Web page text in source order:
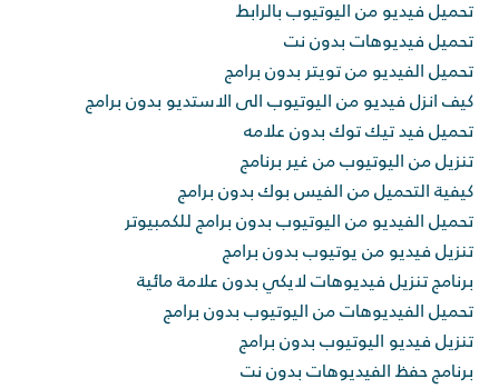
تحميل فيديو من اليوتيوب بالرابط
تحميل فيديوهات بدون نت
تحميل الفيديو من تويتر بدون برامج
كيف انزل فيديو من اليوتيوب الى الاستديو بدون برامج
تحميل فيد تيك توك بدون علامه
تنزيل من اليوتيوب من غير برنامج
كيفية التحميل من الفيس بوك بدون برامج
تحميل الفيديو من اليوتيوب بدون برامج للكمبيوتر
تنزيل فيديو من يوتيوب بدون برامج
برنامج تنزيل فيديوهات لايكي بدون علامة مائية
تحميل الفيديوهات من اليوتيوب بدون برامج
تنزيل فيديو اليوتيوب بدون برامج
برنامج حفظ الفيديوهات بدون نت